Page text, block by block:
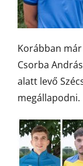
Korábban
Csorba
alatt levő
megállapodni.